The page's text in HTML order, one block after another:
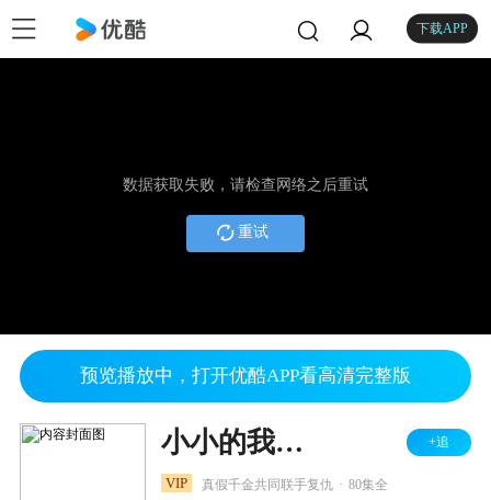
下载APP
数据获取失败，请检查网络之后重试
重试
预览播放中，打开优酷APP看高清完整版
小小的我之幸福进化论 +追
VIP 真假千金共同联手复仇 80集全